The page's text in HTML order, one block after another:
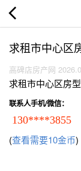
求租市中心区
高碑店房产网
求租市中心区房
联系人手机/微信：
130****3855
(查看需要10金币)